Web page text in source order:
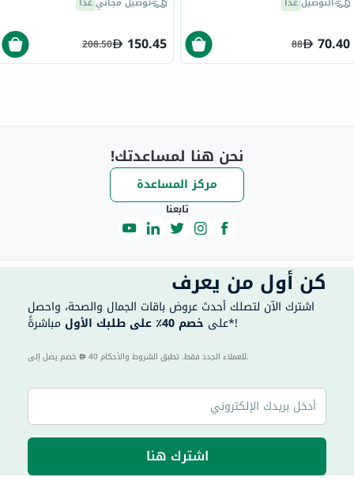
70.40
88
150.45
208.50
نحن هنا لمساعدتك!
مركز المساعدة
تابعنا
كن أول من يعرف
اشترك الآن لتصلك أحدث عروض باقات الجمال والصحة، واحصل
على خصم 40٪ على طلبك الأول مباشرةً*!
40 للعملاء الجدد فقط. تطبق الشروط والأحكام.
اشترك هنا